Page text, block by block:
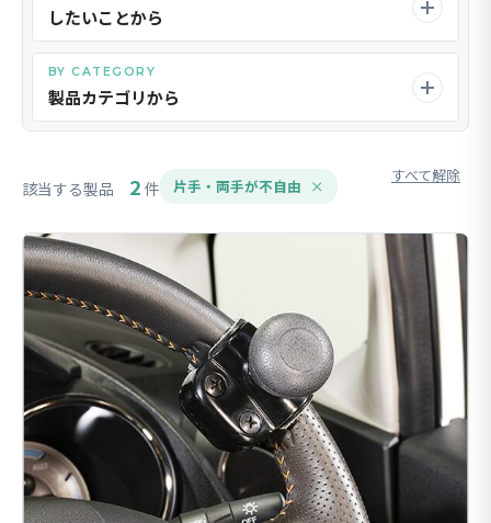
したいことから
BY CATEGORY
製品カテゴリから
該当する製品 2 件 片手・両手が不自由
すべて解除